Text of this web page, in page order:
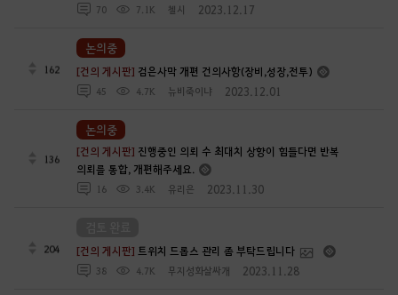
70 7.1K 첼시 2023.12.17
162 [건의 게시판] 검은사막 개편 건의사항(장비,성장,전투)
45 4.7K 뉴비죽이냐 2023.12.01
논의중
136
[건의 게시판] 진행중인 의뢰 수 최대치 상향이 힘들다면 반복
의뢰를 통합, 개편해주세요.
16 3.4K 유리은 2023.11.30
논의중
204 [건의 게시판] 트위치 드롭스 관리 좀 부탁드립니다
38 4.7K 무지성화살싸개 2023.11.28